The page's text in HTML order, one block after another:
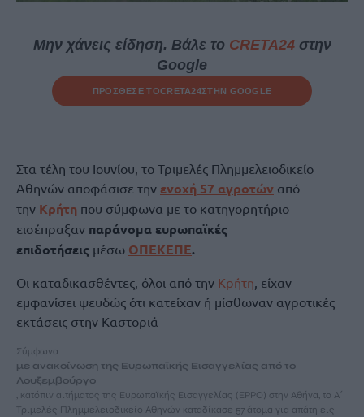
Μην χάνεις είδηση. Βάλε το CRETA24στην
Google
ΠΡΟΣΘΕΣΕ ΤΟCRETA24ΣΤΗΝ GOOGLE
Στα τέλη του Ιουνίου, το Τριμελές Πλημμελειοδικείο
Αθηνών αποφάσισε την ενοχή 57 αγροτών από
την Κρήτη που σύμφωνα με το κατηγορητήριο
εισέπραξαν παράνομα ευρωπαϊκές
επιδοτήσεις μέσω ΟΠΕΚΕΠΕ.
Οι καταδικασθέντες, όλοι από την Κρήτη , είχαν
εμφανίσει ψευδώς ότι κατείχαν ή μίσθωναν αγροτικές
εκτάσεις στην Καστοριά
Σύμφωνα
με ανακοίνωση της Ευρωπαϊκής Εισαγγελίας από το
Λουξεμβούργο
, κατόπιν αιτήματος της Ευρωπαϊκής Εισαγγελίας (EPPO) στην Αθήνα, το Α΄
Τριμελές Πλημμελειοδικείο Αθηνών καταδίκασε 57 άτομα για απάτη εις